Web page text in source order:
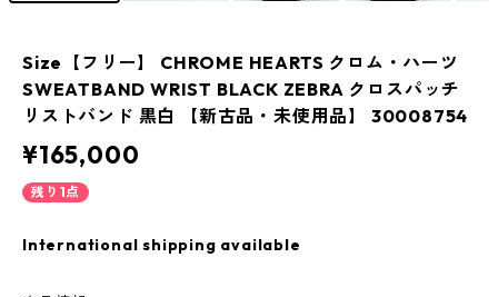
Size【フリー】 CHROME HEARTS クロム・ハーツ
SWEATBAND WRIST BLACK ZEBRA クロスパッチ
リストバンド 黒白 【新古品・未使用品】 30008754
¥165,000
残り1点
International shipping available